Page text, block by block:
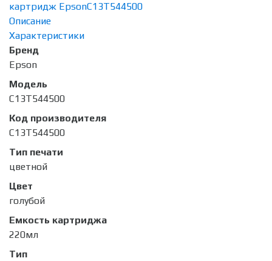
картридж EpsonC13T544500
Описание
Характеристики
Бренд
Epson
Модель
C13T544500
Код производителя
C13T544500
Тип печати
цветной
Цвет
голубой
Емкость картриджа
220мл
Тип